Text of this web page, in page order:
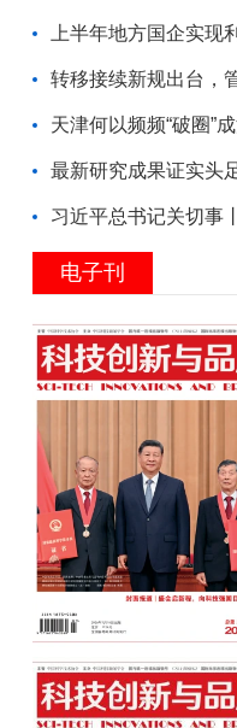
上半年地方国企实现
天津何以频频“破圈”
习近平总书记关切事
电子刊